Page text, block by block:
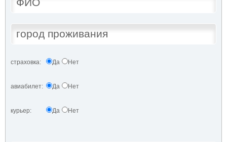
страховка: Да Нет
авиабилет: Да Нет
курьер: Да Нет